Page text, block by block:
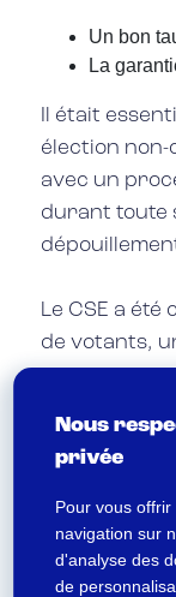
Un bon
La
Il était
élection non-
avec un
durant toute
Le CSE a été
de votants,
Pourriez-
Même si
expérience
chaque
Nous
privée
Pour vous
navigation sur
d'analyse des
de